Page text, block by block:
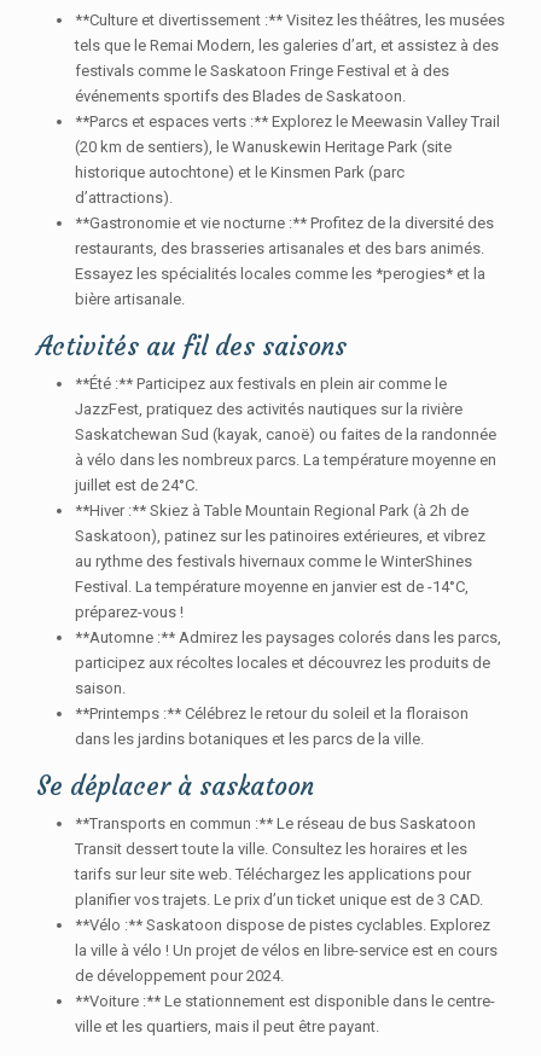
**Culture et divertissement :** Visitez les théâtres, les musées
tels que le Remai Modern, les galeries d’art, et assistez à des
festivals comme le Saskatoon Fringe Festival et à des
événements sportifs des Blades de Saskatoon.
**Parcs et espaces verts :** Explorez le Meewasin Valley Trail
(20 km de sentiers), le Wanuskewin Heritage Park (site
historique autochtone) et le Kinsmen Park (parc
d’attractions).
**Gastronomie et vie nocturne :** Profitez de la diversité des
restaurants, des brasseries artisanales et des bars animés.
Essayez les spécialités locales comme les *perogies* et la
bière artisanale.
Activités au fil des saisons
**Été :** Participez aux festivals en plein air comme le
JazzFest, pratiquez des activités nautiques sur la rivière
Saskatchewan Sud (kayak, canoë) ou faites de la randonnée
à vélo dans les nombreux parcs. La température moyenne en
juillet est de 24°C.
**Hiver :** Skiez à Table Mountain Regional Park (à 2h de
Saskatoon), patinez sur les patinoires extérieures, et vibrez
au rythme des festivals hivernaux comme le WinterShines
Festival. La température moyenne en janvier est de -14°C,
préparez-vous !
**Automne :** Admirez les paysages colorés dans les parcs,
participez aux récoltes locales et découvrez les produits de
saison.
**Printemps :** Célébrez le retour du soleil et la floraison
dans les jardins botaniques et les parcs de la ville.
Se déplacer à saskatoon
**Transports en commun :** Le réseau de bus Saskatoon
Transit dessert toute la ville. Consultez les horaires et les
tarifs sur leur site web. Téléchargez les applications pour
planifier vos trajets. Le prix d’un ticket unique est de 3 CAD.
**Vélo :** Saskatoon dispose de pistes cyclables. Explorez
la ville à vélo ! Un projet de vélos en libre-service est en cours
de développement pour 2024.
**Voiture :** Le stationnement est disponible dans le centre-
ville et les quartiers, mais il peut être payant.